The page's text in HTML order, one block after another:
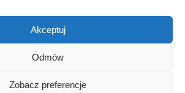
Akceptuj
Odmów
Zobacz preferencje
2012 - 2026 | Związek OSP RP